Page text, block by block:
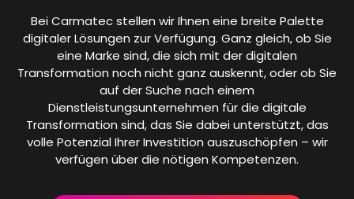
Bei Carmatec stellen wir Ihnen eine breite Palette
digitaler Lösungen zur Verfügung. Ganz gleich, ob Sie
eine Marke sind, die sich mit der digitalen
Transformation noch nicht ganz auskennt, oder ob Sie
auf der Suche nach einem
Dienstleistungsunternehmen für die digitale
Transformation sind, das Sie dabei unterstützt, das
volle Potenzial Ihrer Investition auszuschöpfen – wir
verfügen über die nötigen Kompetenzen.